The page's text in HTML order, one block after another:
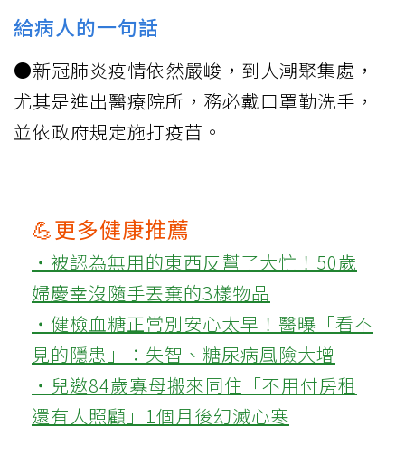
給病人的一句話
●新冠肺炎疫情依然嚴峻，到人潮聚集處，
尤其是進出醫療院所，務必戴口罩勤洗手，
並依政府規定施打疫苗。
💪更多健康推薦
‧被認為無用的東西反幫了大忙！50歲
婦慶幸沒隨手丟棄的3樣物品
‧健檢血糖正常別安心太早！醫曝「看不
見的隱患」：失智、糖尿病風險大增
‧兒邀84歲寡母搬來同住「不用付房租
還有人照顧」1個月後幻滅心寒